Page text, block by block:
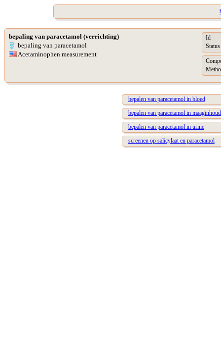
bepaling van paracetamol (verrichting)
bepaling van paracetamol
Acetaminophen measurement
Id
Status
bepalen van paracetamol in bloed
bepalen van paracetamol in maaginhoud
bepalen van paracetamol in urine
screenen op salicylaat en paracetamol